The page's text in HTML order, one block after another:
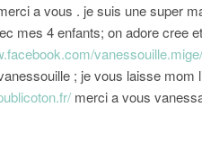
a vous . je suis une super
mes 4 enfants; on adore cree
; je vous laisse mom
merci a vous